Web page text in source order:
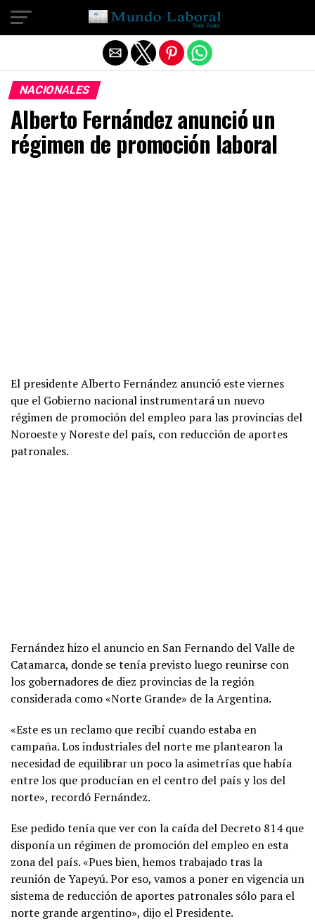
NACIONALES
Alberto Fernández anunció un
régimen de promoción laboral
El presidente Alberto Fernández anunció este viernes
que el Gobierno nacional instrumentará un nuevo
régimen de promoción del empleo para las provincias del
Noroeste y Noreste del país, con reducción de aportes
patronales.
Fernández hizo el anuncio en San Fernando del Valle de
Catamarca, donde se tenía previsto luego reunirse con
los gobernadores de diez provincias de la región
considerada como «Norte Grande» de la Argentina.
«Este es un reclamo que recibí cuando estaba en
campaña. Los industriales del norte me plantearon la
necesidad de equilibrar un poco la asimetrías que había
entre los que producían en el centro del país y los del
norte», recordó Fernández.
Ese pedido tenía que ver con la caída del Decreto 814 que
disponía un régimen de promoción del empleo en esta
zona del país. «Pues bien, hemos trabajado tras la
reunión de Yapeyú. Por eso, vamos a poner en vigencia un
sistema de reducción de aportes patronales sólo para el
norte grande argentino», dijo el Presidente.
Salir de la versión móvil